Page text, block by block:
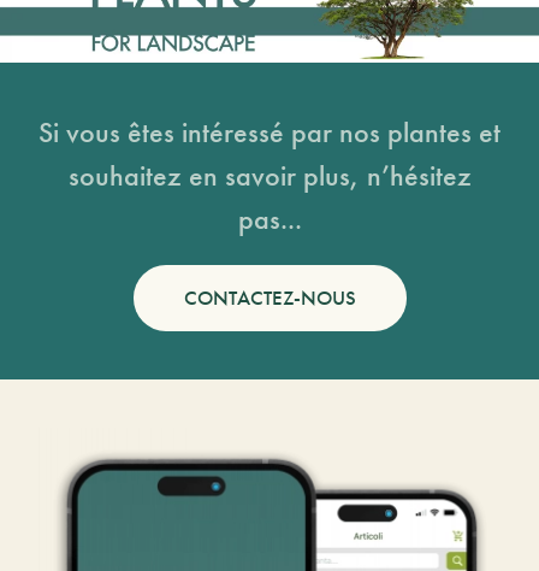
Si vous êtes intéressé par nos plantes et
souhaitez en savoir plus, n’hésitez
pas...
CONTACTEZ-NOUS